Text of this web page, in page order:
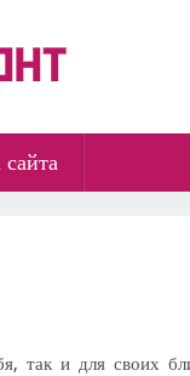
так и для своих